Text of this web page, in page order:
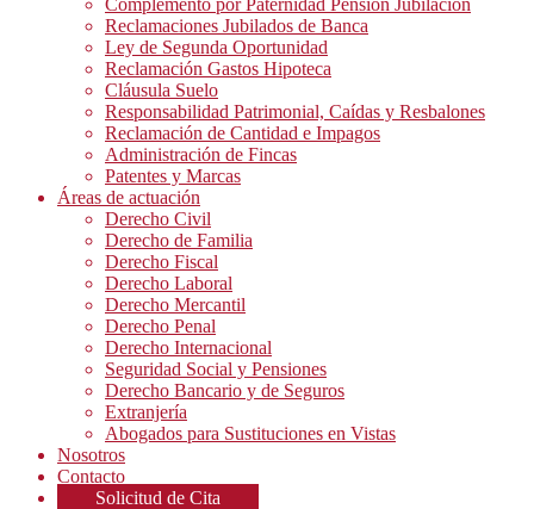
Complemento por Paternidad Pensión Jubilación
Reclamaciones Jubilados de Banca
Ley de Segunda Oportunidad
Reclamación Gastos Hipoteca
Cláusula Suelo
Responsabilidad Patrimonial, Caídas y Resbalones
Reclamación de Cantidad e Impagos
Administración de Fincas
Patentes y Marcas
Áreas de actuación
Derecho Civil
Derecho de Familia
Derecho Fiscal
Derecho Laboral
Derecho Mercantil
Derecho Penal
Derecho Internacional
Seguridad Social y Pensiones
Derecho Bancario y de Seguros
Extranjería
Abogados para Sustituciones en Vistas
Nosotros
Contacto
Solicitud de Cita